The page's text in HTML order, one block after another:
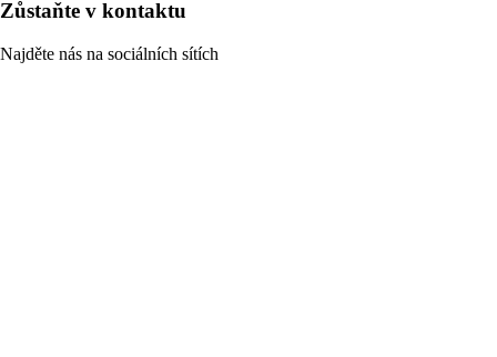
Zůstaňte v kontaktu
Najděte nás na sociálních sítích